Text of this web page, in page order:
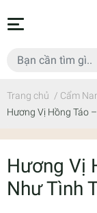
Trang chủ / Cẩm
Hương Vị Hồng Táo
Hương Vị
Như Tình